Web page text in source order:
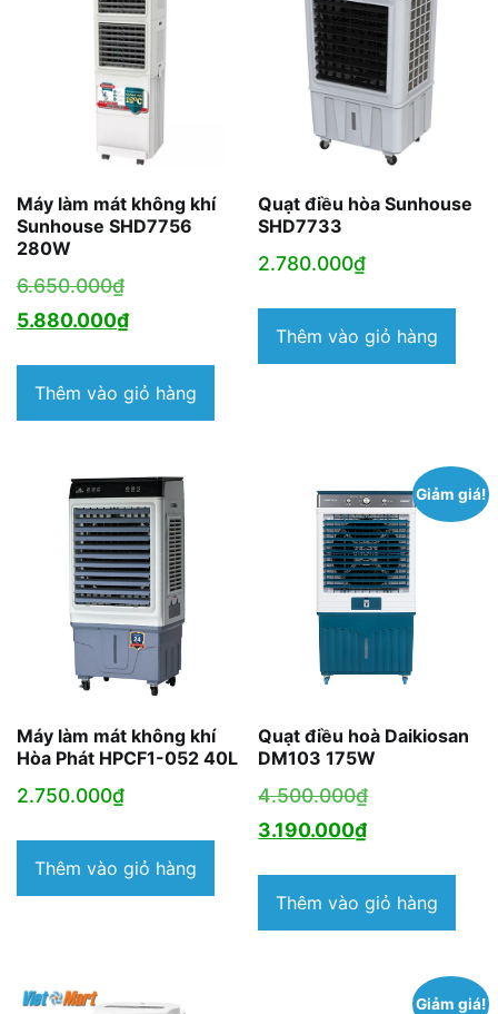
Máy làm mát không khí
Sunhouse SHD7756
280W
6.650.000₫Giá
gốc
6.650.000₫.
5.880.000₫Giá
tại
là:
Thêm vào giỏ hàng
Quạt điều hòa Sunhouse
SHD7733
2.780.000₫
Thêm vào giỏ hàng
Máy làm mát không khí
Hòa Phát HPCF1-052 40L
2.750.000₫
Thêm vào giỏ hàng
Giảm giá!
Quạt điều hoà Daikiosan
DM103 175W
4.500.000₫Giá
gốc
4.500.000₫.
3.190.000₫Giá
tại
là:
Thêm vào giỏ hàng
Giảm giá!